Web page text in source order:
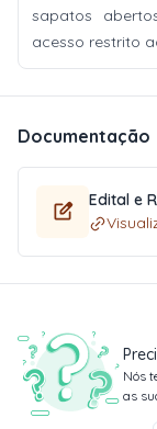
sapatos
acesso restrito
Documentação
Edital e
Nós
as